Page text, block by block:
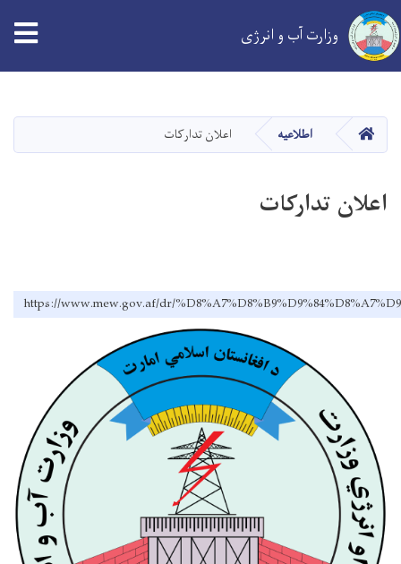
main
content
وزارت آب و انرژی
خانه اطلاعیه اعلان تدارکات
اعلان تدارکات
https://www.mew.gov.af/dr/